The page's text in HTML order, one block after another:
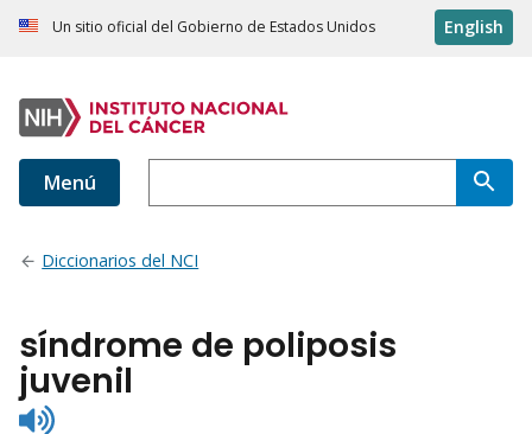
Un sitio oficial del Gobierno de Estados Unidos English
Menú
Diccionarios del NCI
síndrome de poliposis
juvenil
Listen